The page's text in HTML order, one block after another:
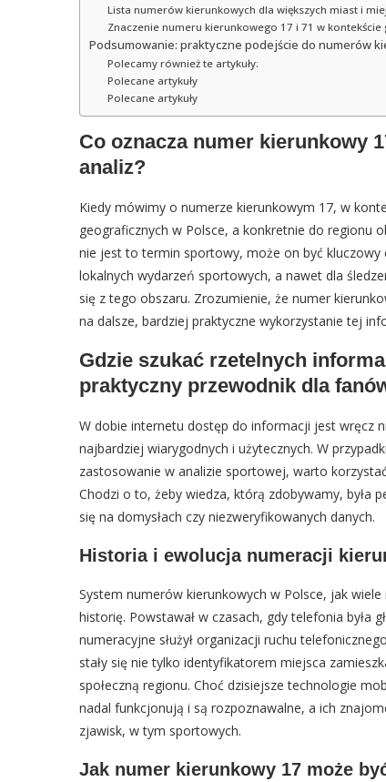
Lista numerów kierunkowych dla większych miast i
Znaczenie numeru kierunkowego 17 i 71 w
Podsumowanie: praktyczne podejście do numerów
Polecamy również te artykuły:
Polecane artykuły
Polecane artykuły
Co oznacza numer kierunkowy
analiz?
Kiedy mówimy o numerze kierunkowym 17, w
geograficznych w Polsce, a konkretnie do regionu
nie jest to termin sportowy, może on być kluczowy
lokalnych wydarzeń sportowych, a nawet dla
się z tego obszaru. Zrozumienie, że numer
na dalsze, bardziej praktyczne wykorzystanie tej
Gdzie szukać rzetelnych
praktyczny przewodnik dla
W dobie internetu dostęp do informacji jest wręcz
najbardziej wiarygodnych i użytecznych. W
zastosowanie w analizie sportowej, warto
Chodzi o to, żeby wiedza, którą zdobywamy, była
się na domysłach czy niezweryfikowanych danych.
Historia i ewolucja numeracji
System numerów kierunkowych w Polsce, jak
historię. Powstawał w czasach, gdy telefonia była
numeracyjne służył organizacji ruchu
stały się nie tylko identyfikatorem miejsca
społeczną regionu. Choć dzisiejsze technologie
nadal funkcjonują i są rozpoznawalne, a ich
zjawisk, w tym sportowych.
Jak numer kierunkowy 17 może